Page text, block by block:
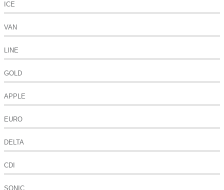
ICE
VAN
LINE
GOLD
APPLE
EURO
DELTA
CDI
SONIC